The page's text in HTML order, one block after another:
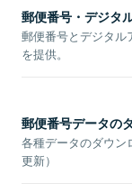
郵便番号・デジタ
郵便番号とデジタル
を提供。
郵便番号データの
各種データのダウン
更新）